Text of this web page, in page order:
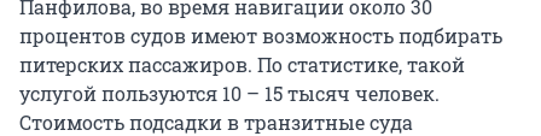
Панфилова, во время навигации около 30
процентов судов имеют возможность подбирать
питерских пассажиров. По статистике, такой
услугой пользуются 10 – 15 тысяч человек.
Стоимость подсадки в транзитные суда